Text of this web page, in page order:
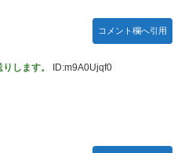
コメント欄へ引用
します。 ID:m9A0Ujqf0